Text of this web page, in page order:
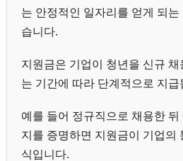
는 안정적인 일자리를 얻게 되
습니다.
지원금은 기업이 청년을 신규
는 기간에 따라 단계적으로 지급
예를 들어 정규직으로 채용한
지를 증명하면 지원금이 기업의
식입니다.